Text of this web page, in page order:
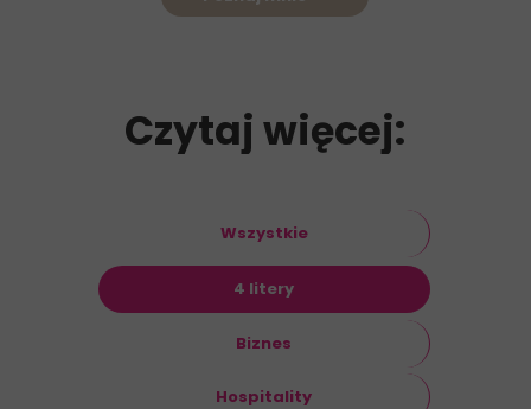
Czytaj więcej:
Hospitality
Biznes
4 litery
Wszystkie